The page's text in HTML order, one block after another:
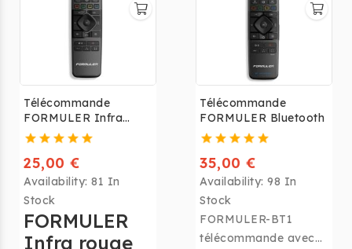
modèle, tout appareil
iphone,Samsung,Huaw
Télécommande
FORMULER Infra
Rouge
25,00 €
Availability: 81 In
Stock
FORMULER
Infra rouge
Télécommande
FORMULER Bluetooth
35,00 €
Availability: 98 In
Stock
FORMULER-BT1
télécommande avec